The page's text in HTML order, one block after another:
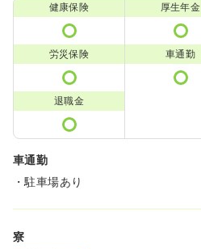
健康保険 厚生年金
労災保険 車通勤
退職金
車通勤
・駐車場あり
寮